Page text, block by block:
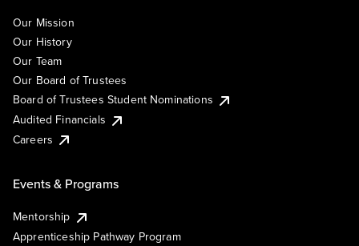
Our Mission
Our History
Our Team
Our Board of Trustees
Board of Trustees Student Nominations
Audited Financials
Careers
Events & Programs
Mentorship
Apprenticeship Pathway Program